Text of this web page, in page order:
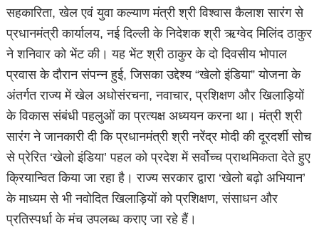
सहकारिता, खेल एवं युवा कल्याण मंत्री श्री विश्वास कैलाश सारंग से
प्रधानमंत्री कार्यालय, नई दिल्ली के निदेशक श्री ऋग्वेद मिलिंद ठाकुर
ने शनिवार को भेंट की। यह भेंट श्री ठाकुर के दो दिवसीय भोपाल
प्रवास के दौरान संपन्न हुई, जिसका उद्देश्य “खेलो इंडिया” योजना के
अंतर्गत राज्य में खेल अधोसंरचना, नवाचार, प्रशिक्षण और खिलाड़ियों
के विकास संबंधी पहलुओं का प्रत्यक्ष अध्ययन करना था। मंत्री श्री
सारंग ने जानकारी दी कि प्रधानमंत्री श्री नरेंद्र मोदी की दूरदर्शी सोच
से प्रेरित ‘खेलो इंडिया’ पहल को प्रदेश में सर्वोच्च प्राथमिकता देते हुए
क्रियान्वित किया जा रहा है। राज्य सरकार द्वारा ‘खेलो बढ़ो अभियान’
के माध्यम से भी नवोदित खिलाड़ियों को प्रशिक्षण, संसाधन और
प्रतिस्पर्धा के मंच उपलब्ध कराए जा रहे हैं।